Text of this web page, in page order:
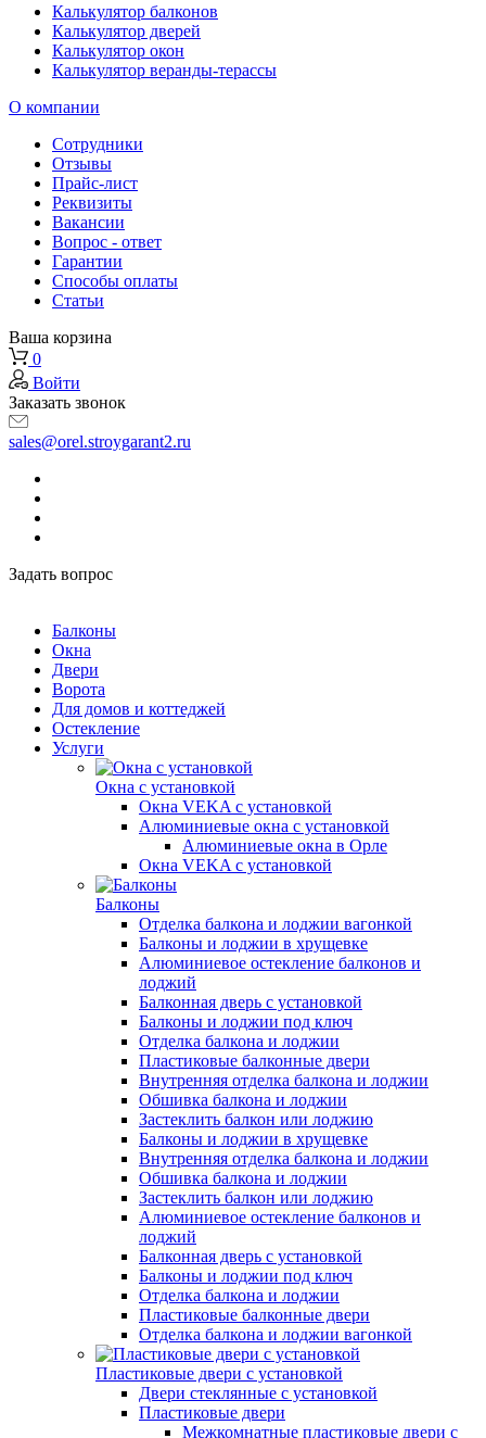
Калькулятор балконов
Калькулятор дверей
Калькулятор окон
Калькулятор веранды-терассы
О компании
Сотрудники
Отзывы
Прайс-лист
Реквизиты
Вакансии
Вопрос - ответ
Гарантии
Способы оплаты
Статьи
Ваша корзина
0
Войти
Заказать звонок
sales@orel.stroygarant2.ru
Задать вопрос
Балконы
Окна
Двери
Ворота
Для домов и коттеджей
Остекление
Услуги
Окна с установкой
Окна VEKA с установкой
Алюминиевые окна с установкой
Алюминиевые окна в Орле
Окна VEKA с установкой
Балконы
Отделка балкона и лоджии вагонкой
Балконы и лоджии в хрущевке
Алюминиевое остекление балконов и
лоджий
Балконная дверь с установкой
Балконы и лоджии под ключ
Отделка балкона и лоджии
Пластиковые балконные двери
Внутренняя отделка балкона и лоджии
Обшивка балкона и лоджии
Застеклить балкон или лоджию
Балконы и лоджии в хрущевке
Внутренняя отделка балкона и лоджии
Обшивка балкона и лоджии
Застеклить балкон или лоджию
Алюминиевое остекление балконов и
лоджий
Балконная дверь с установкой
Балконы и лоджии под ключ
Отделка балкона и лоджии
Пластиковые балконные двери
Отделка балкона и лоджии вагонкой
Пластиковые двери с установкой
Двери стеклянные с установкой
Пластиковые двери
Межкомнатные пластиковые двери с